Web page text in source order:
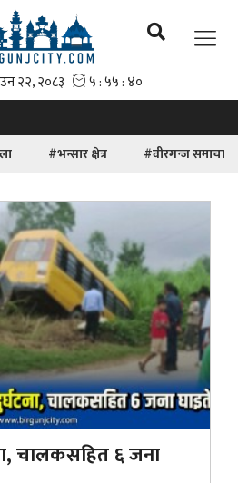
#भन्सार क्षेत्र #वीरगन्ज समाचार
चालकसहित ६ जना